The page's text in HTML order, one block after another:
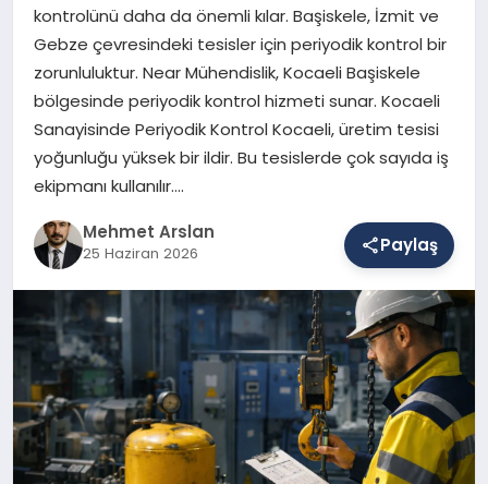
SAĞLIK
EĞITIM
DÜNYA
YAŞAM
kontrolünü daha da önemli kılar. Başiskele, İzmit ve
Gebze çevresindeki tesisler için periyodik kontrol bir
zorunluluktur. Near Mühendislik, Kocaeli Başiskele
bölgesinde periyodik kontrol hizmeti sunar. Kocaeli
Sanayisinde Periyodik Kontrol Kocaeli, üretim tesisi
yoğunluğu yüksek bir ildir. Bu tesislerde çok sayıda iş
ekipmanı kullanılır….
Mehmet Arslan
25 Haziran 2026 Paylaş